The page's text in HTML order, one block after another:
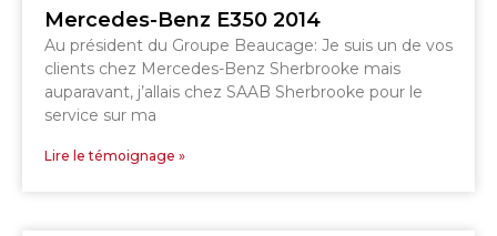
Mercedes-Benz E350 2014
Au président du Groupe Beaucage: Je suis un de vos
clients chez Mercedes-Benz Sherbrooke mais
auparavant, j’allais chez SAAB Sherbrooke pour le
service sur ma
Lire le témoignage »
DRUMMONDVILLE
ST-HYACINTHE